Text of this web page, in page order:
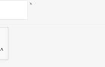
*